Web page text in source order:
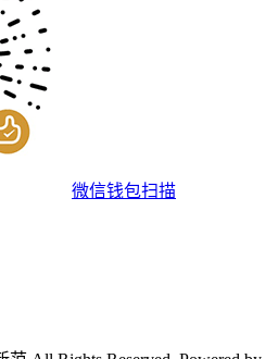
微信钱包扫描